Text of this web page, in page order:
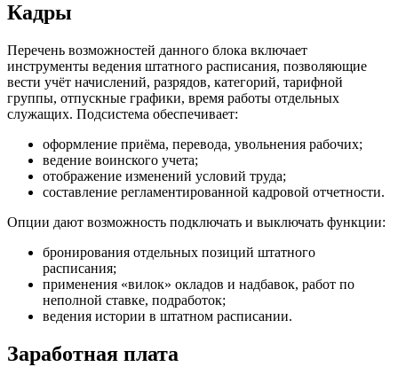
Кадры
Перечень возможностей данного блока включает
инструменты ведения штатного расписания, позволяющие
вести учёт начислений, разрядов, категорий, тарифной
группы, отпускные графики, время работы отдельных
служащих. Подсистема обеспечивает:
оформление приёма, перевода, увольнения рабочих;
ведение воинского учета;
отображение изменений условий труда;
составление регламентированной кадровой отчетности.
Опции дают возможность подключать и выключать функции:
бронирования отдельных позиций штатного
расписания;
применения «вилок» окладов и надбавок, работ по
неполной ставке, подработок;
ведения истории в штатном расписании.
Заработная плата